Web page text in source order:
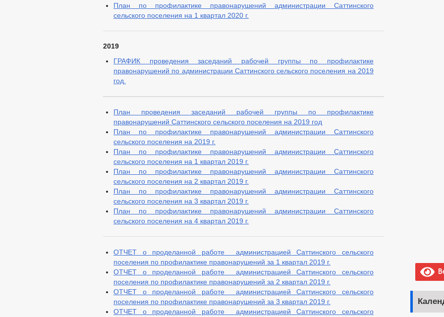
План по профилактике правонарушений администрации Саттинского
сельского поселения на 1 квартал 2020 г.
2019
ГРАФИК проведения заседаний рабочей группы по профилактике
правонарушений по администрации Саттинского сельского поселения на 2019
год.
План проведения заседаний рабочей группы по профилактике
правонарушений Саттинского сельского поселения на 2019 год
План по профилактике правонарушений администрации Саттинского
сельского поселения на 2019 г.
План по профилактике правонарушений администрации Саттинского
сельского поселения на 1 квартал 2019 г.
План по профилактике правонарушений администрации Саттинского
сельского поселения на 2 квартал 2019 г.
План по профилактике правонарушений администрации Саттинского
сельского поселения на 3 квартал 2019 г.
План по профилактике правонарушений администрации Саттинского
сельского поселения на 4 квартал 2019 г.
ОТЧЕТ о проделанной работе администрацией Саттинского сельского
поселения по профилактике правонарушений за 1 квартал 2019 г.
ОТЧЕТ о проделанной работе администрацией Саттинского сельского
поселения по профилактике правонарушений за 2 квартал 2019 г.
ОТЧЕТ о проделанной работе администрацией Саттинского сельского
поселения по профилактике правонарушений за 3 квартал 2019 г.
ОТЧЕТ о проделанной работе администрацией Саттинского сельского